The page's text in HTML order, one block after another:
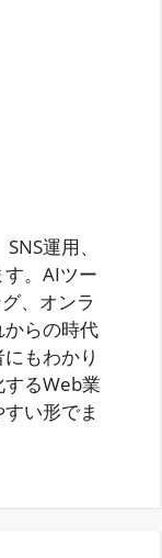
運用、
。AIツー
、オンラ
らの時代
もわかり
るWeb業
い形でま